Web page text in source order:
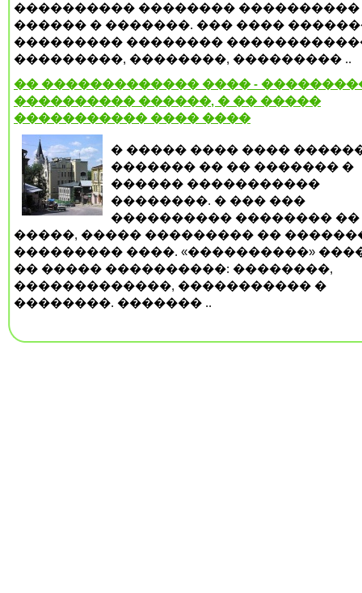
���������� �������� ����������
������ � �������. ��� ����
��������� ��������
���������, ��������, ��������� ..
�� ������������� ���� -
���������� ������, � �� �����
����������� ���� ����
� ����� ���� ����
������� �� �� ������� �
������ �����������
��������. � ��� ���
���������� �������� ��
�����, ����� ��������� ��
��������� ����. «����������»
�� ����� ����������: ��������,
�������������, ����������� �
��������. ������� ..